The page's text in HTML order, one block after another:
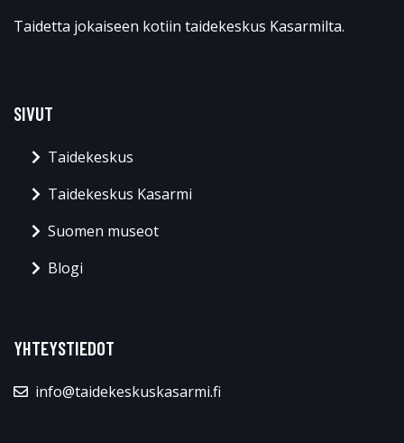
Taidetta jokaiseen kotiin taidekeskus Kasarmilta.
SIVUT
Taidekeskus
Taidekeskus Kasarmi
Suomen museot
Blogi
YHTEYSTIEDOT
info@taidekeskuskasarmi.fi